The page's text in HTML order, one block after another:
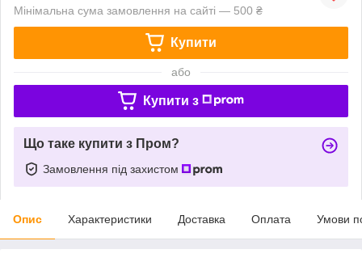
Мінімальна сума замовлення на сайті — 500 ₴
Купити
або
Купити з
Що таке купити з Пром?
Замовлення під захистом
Опис Характеристики Доставка Оплата Умови